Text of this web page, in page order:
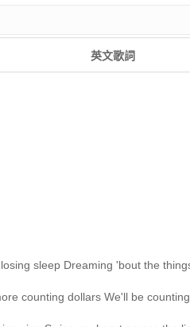
英文歌詞
sleep Dreaming 'bout the
counting dollars We'll be